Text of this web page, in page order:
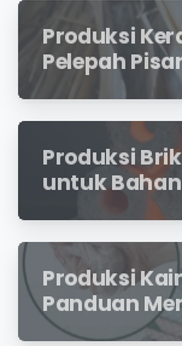
Produksi
Pelepah
Kreatif
Produksi
untuk
Produksi
Panduan
Menjanjikan